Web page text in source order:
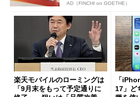
AD（FINCHI on GOETHE）
楽天モバイルのローミングは
「9月末をもって予定通りに
「
17」